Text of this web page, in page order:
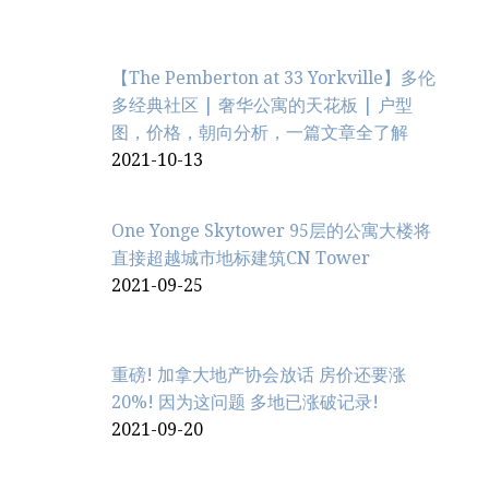
【The Pemberton at 33 Yorkville】多伦
多经典社区 | 奢华公寓的天花板 | 户型
图，价格，朝向分析，一篇文章全了解
2021-10-13
One Yonge Skytower 95层的公寓大楼将
直接超越城市地标建筑CN Tower
2021-09-25
重磅! 加拿大地产协会放话 房价还要涨
20%! 因为这问题 多地已涨破记录!
2021-09-20